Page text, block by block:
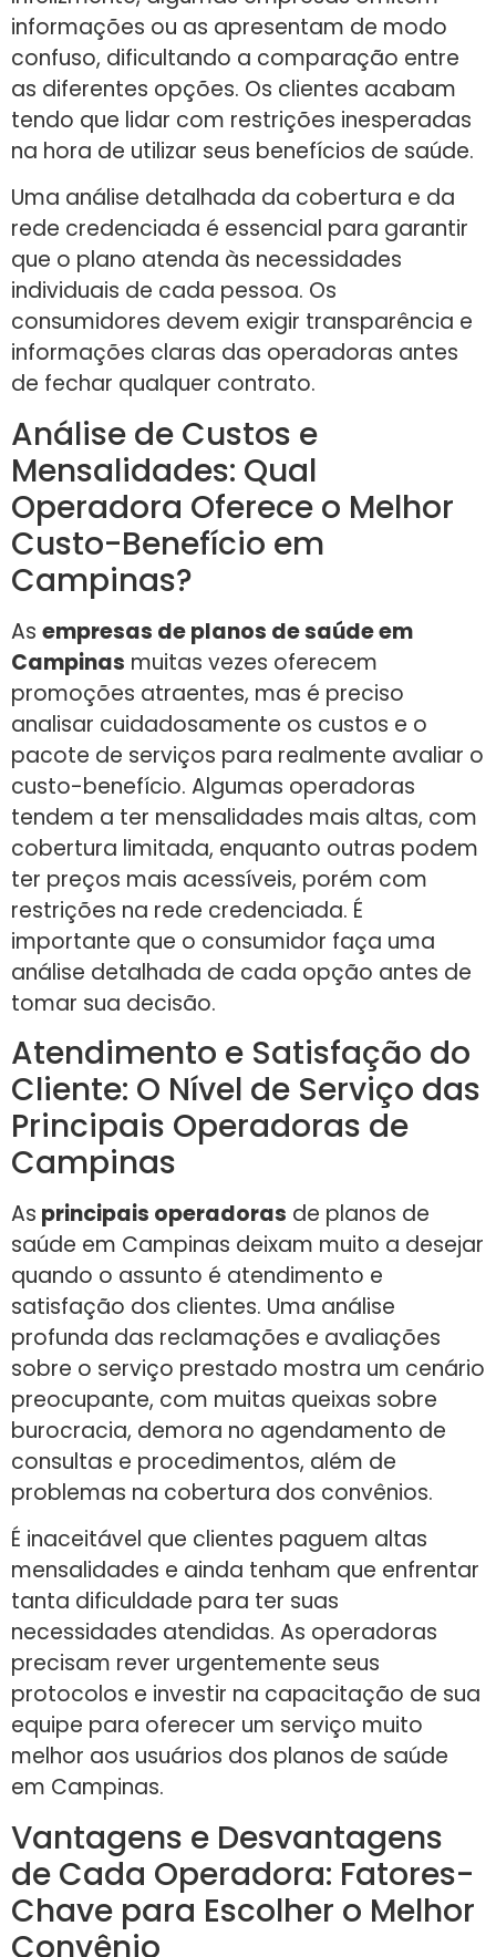
informações ou as apresentam de modo
confuso, dificultando a comparação entre
as diferentes opções. Os clientes acabam
tendo que lidar com restrições inesperadas
na hora de utilizar seus benefícios de saúde.
Uma análise detalhada da cobertura e da
rede credenciada é essencial para garantir
que o plano atenda às necessidades
individuais de cada pessoa. Os
consumidores devem exigir transparência e
informações claras das operadoras antes
de fechar qualquer contrato.
Análise de Custos e
Mensalidades: Qual
Operadora Oferece o Melhor
Custo-Benefício em
Campinas?
As empresas de planos de saúde em
Campinas muitas vezes oferecem
promoções atraentes, mas é preciso
analisar cuidadosamente os custos e o
pacote de serviços para realmente avaliar o
custo-benefício. Algumas operadoras
tendem a ter mensalidades mais altas, com
cobertura limitada, enquanto outras podem
ter preços mais acessíveis, porém com
restrições na rede credenciada. É
importante que o consumidor faça uma
análise detalhada de cada opção antes de
tomar sua decisão.
Atendimento e Satisfação do
Cliente: O Nível de Serviço das
Principais Operadoras de
Campinas
As principais operadoras de planos de
saúde em Campinas deixam muito a desejar
quando o assunto é atendimento e
satisfação dos clientes. Uma análise
profunda das reclamações e avaliações
sobre o serviço prestado mostra um cenário
preocupante, com muitas queixas sobre
burocracia, demora no agendamento de
consultas e procedimentos, além de
problemas na cobertura dos convênios.
É inaceitável que clientes paguem altas
mensalidades e ainda tenham que enfrentar
tanta dificuldade para ter suas
necessidades atendidas. As operadoras
precisam rever urgentemente seus
protocolos e investir na capacitação de sua
equipe para oferecer um serviço muito
melhor aos usuários dos planos de saúde
em Campinas.
Vantagens e Desvantagens
de Cada Operadora: Fatores-
Chave para Escolher o Melhor
Convênio